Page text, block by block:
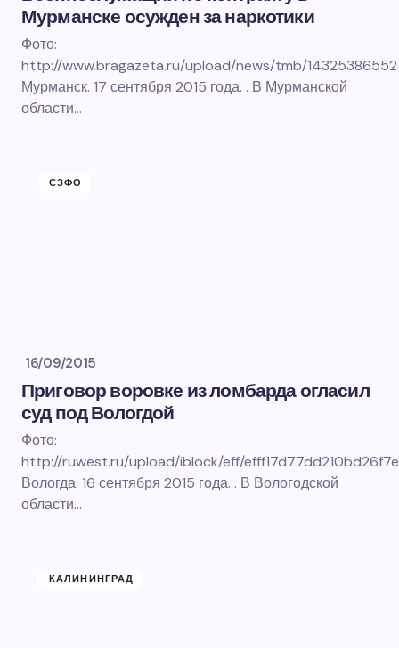
Мурманске осужден за наркотики
Фото:
http://www.bragazeta.ru/upload/news/tmb/
Мурманск. 17 сентября 2015 года. . В Мурманской
области…
СЗФО
16/09/2015
Приговор воровке из ломбарда огласил
суд под Вологдой
Фото:
http://ruwest.ru/upload/iblock/eff/
Вологда. 16 сентября 2015 года. . В Вологодской
области…
КАЛИНИНГРАД